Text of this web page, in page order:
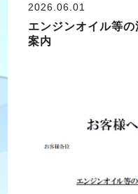
2026.06.01
エンジンオイル等
案内